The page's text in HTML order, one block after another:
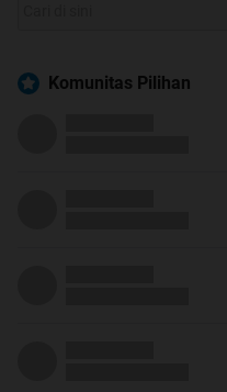
Komunitas Pilihan